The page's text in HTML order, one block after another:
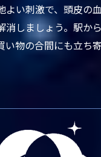
よい刺激で、頭皮の
消しましょう。駅か
い物の合間にも立ち